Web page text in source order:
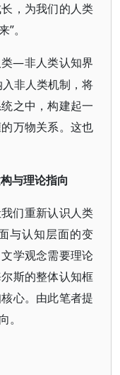
，为我们的人类
。
—非人类认知界
非人类机制，将
之中，构建起一
万物关系。这也
与理论指向
们重新认识人类
与认知层面的变
学观念需要理论
斯的整体认知框
心。由此笔者提
。